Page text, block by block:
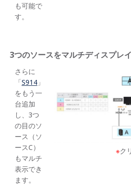
も可能で
す。
3つのソースをマルチディスプレ
さらに
「S914 」
をもう一
台追加
し、3つ
の目のソ
ース（ソ
ースC）
もマルチ
表示でき
ます。
※ク